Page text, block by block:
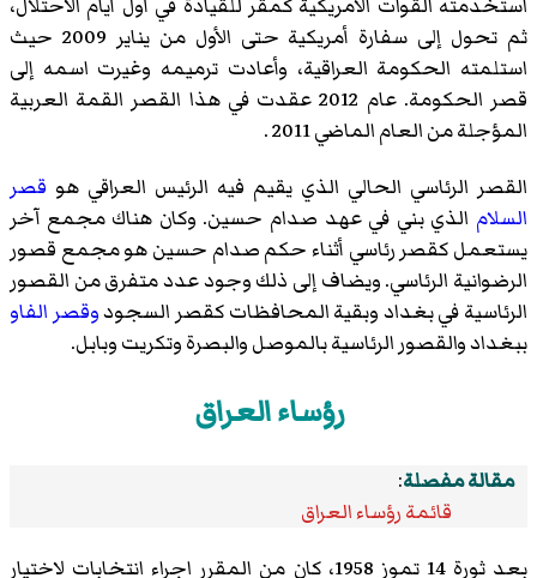
ثم تحول إلى سفارة أمريكية حتى الأول من يناير 2009 حيث
استلمته الحكومة العراقية، وأعادت ترميمه وغيرت اسمه إلى
قصر الحكومة. عام 2012 عقدت في هذا القصر القمة العربية
المؤجلة من العام الماضي 2011 .
القصر الرئاسي الحالي الذي يقيم فيه الرئيس العراقي هو قصر
السلام الذي بني في عهد صدام حسين. وكان هناك مجمع آخر
يستعمل كقصر رئاسي أثناء حكم صدام حسين هو مجمع قصور
الرضوانية الرئاسي. ويضاف إلى ذلك وجود عدد متفرق من القصور
الرئاسية في بغداد وبقية المحافظات كقصر السجودوقصر الفاو
ببغداد والقصور الرئاسية بالموصل والبصرة وتكريت وبابل.
رؤساء العراق
مقالة مفصلة:
قائمة رؤساء العراق
بعد ثورة 14 تموز 1958، كان من المقرر اجراء انتخابات لاختيار